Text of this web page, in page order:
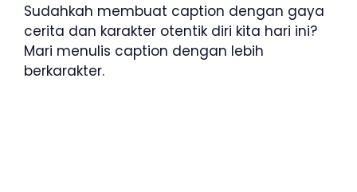
Sudahkah membuat caption dengan gaya
cerita dan karakter otentik diri kita hari ini?
Mari menulis caption dengan lebih
berkarakter.